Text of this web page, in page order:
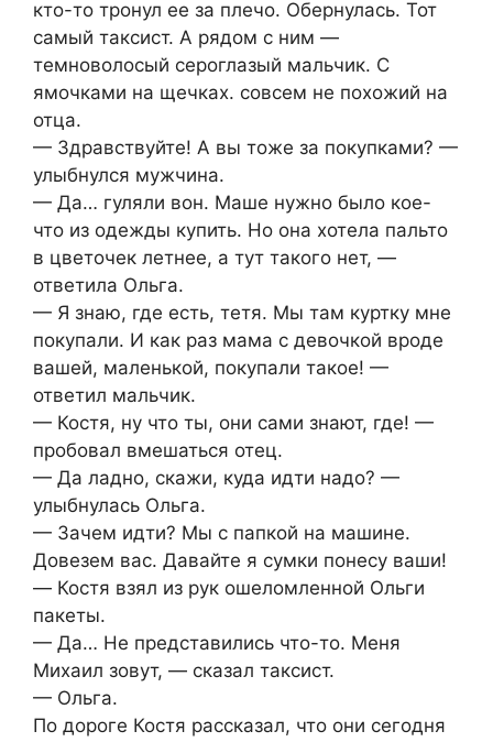
кто-то тронул ее за плечо. Обернулась. Тот
самый таксист. А рядом с ним —
темноволосый сероглазый мальчик. С
ямочками на щечках. совсем не похожий на
отца.
— Здравствуйте! А вы тоже за покупками? —
улыбнулся мужчина.
— Да… гуляли вон. Маше нужно было кое-
что из одежды купить. Но она хотела пальто
в цветочек летнее, а тут такого нет, —
ответила Ольга.
— Я знаю, где есть, тетя. Мы там куртку мне
покупали. И как раз мама с девочкой вроде
вашей, маленькой, покупали такое! —
ответил мальчик.
— Костя, ну что ты, они сами знают, где! —
пробовал вмешаться отец.
— Да ладно, скажи, куда идти надо? —
улыбнулась Ольга.
— Зачем идти? Мы с папкой на машине.
Довезем вас. Давайте я сумки понесу ваши!
— Костя взял из рук ошеломленной Ольги
пакеты.
— Да… Не представились что-то. Меня
Михаил зовут, — сказал таксист.
— Ольга.
По дороге Костя рассказал, что они сегодня